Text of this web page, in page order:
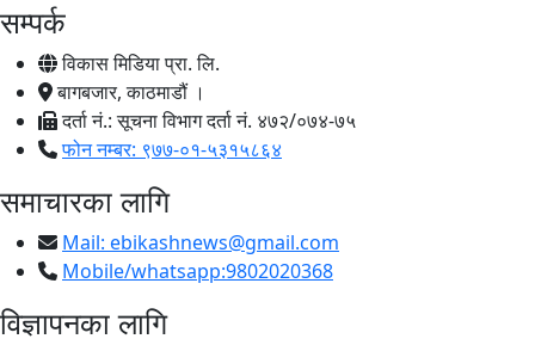
सम्पर्क
विकास मिडिया प्रा. लि.
बागबजार, काठमाडौं ।
दर्ता नं.: सूचना विभाग दर्ता नं. ४७२/०७४-७५
फोन नम्बर: ९७७-०१-५३१५८६४
समाचारका लागि
Mail: ebikashnews@gmail.com
Mobile/whatsapp:9802020368
विज्ञापनका लागि